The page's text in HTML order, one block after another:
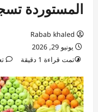
المستوردة تسجل 150 جنيهًا
Rabab khaled
يونيو 29, 2026
تمت قراءة 1 دقيقة